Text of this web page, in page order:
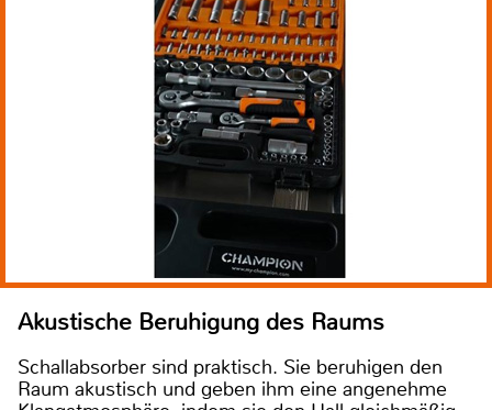
Akustische Beruhigung des Raums
Schallabsorber sind praktisch. Sie beruhigen den
Raum akustisch und geben ihm eine angenehme